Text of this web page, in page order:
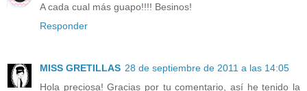
A cada cual más guapo!!!! Besinos!
Responder
MISS GRETILLAS 28 de septiembre de 2011 a las 14:05
Hola preciosa! Gracias por tu comentario, así he tenido la